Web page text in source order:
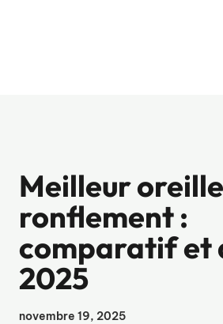
Meilleur
ronflement :
comparatif et
2025
novembre 19, 2025